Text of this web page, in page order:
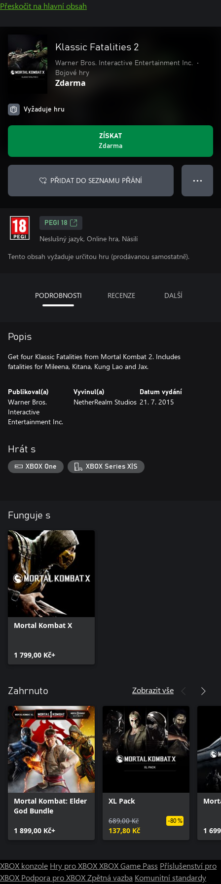
Přeskočit na hlavní obsah
Klassic Fatalities 2
Warner Bros. Interactive Entertainment Inc.
•
Bojové hry
Zdarma
Vyžaduje hru
ZÍSKAT
Zdarma
PŘIDAT DO SEZNAMU PŘÁNÍ ● ● ●
PEGI 18
Neslušný jazyk, Online hra, Násilí
Tento obsah vyžaduje určitou hru (prodávanou samostatně).
PODROBNOSTI RECENZE DALŠÍ
Popis
Get four Klassic Fatalities from Mortal Kombat 2. Includes
fatalities for Mileena, Kitana, Kung Lao and Jax.
Publikoval(a)
Warner Bros.
Interactive
Entertainment Inc.
Vyvinul(a)
NetherRealm Studios
Datum vydání
21. 7. 2015
Hrát s
XBOX One XBOX Series X|S
Funguje s
Mortal Kombat X
1 799,00 Kč+
Zahrnuto Zobrazit vše
Mortal Kombat: Elder
God Bundle
1 899,00 Kč+
XL Pack
689,00 Kč
137,80 Kč
-80 %
1
XBOX konzole Hry pro XBOXXBOX Game Pass Příslušenství pro
XBOX Podpora pro XBOXZpětná vazba Komunitní standardy